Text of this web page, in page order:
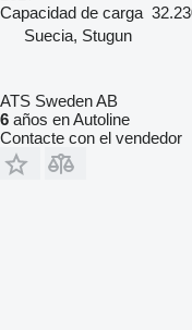
Capacidad de carga
Suecia, Stugun
ATS Sweden AB
6 años en Autoline
Contacte con el vendedor